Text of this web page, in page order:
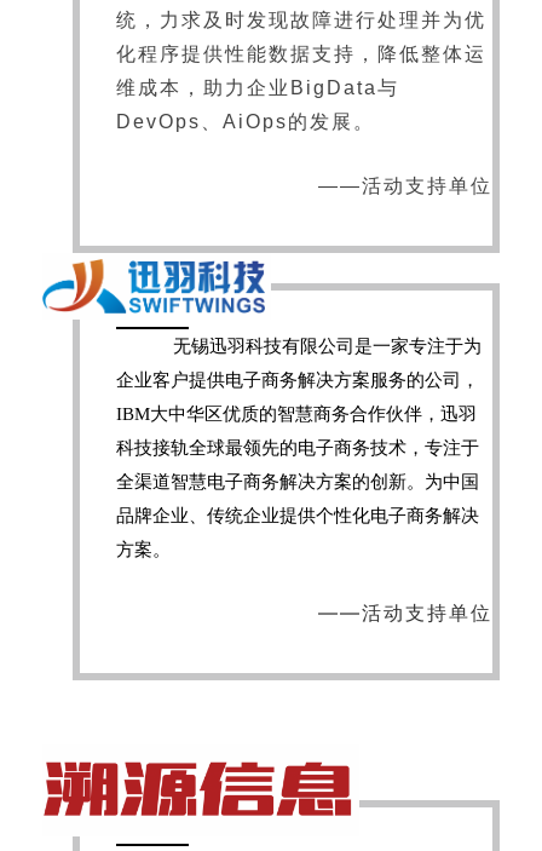
统，力求及时发现故障进行处理并为优
化程序提供性能数据支持，降低整体运
维成本，助力企业BigData与
DevOps、AiOps的发展。
——活动支持单位
无锡迅羽科技有限公司是一家专注于为
企业客户提供电子商务解决方案服务的公司，
IBM大中华区优质的智慧商务合作伙伴，迅羽
科技接轨全球最领先的电子商务技术，专注于
全渠道智慧电子商务解决方案的创新。为中国
品牌企业、传统企业提供个性化电子商务解决
方案。
——活动支持单位